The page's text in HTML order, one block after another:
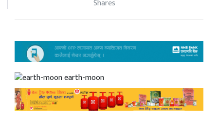
Shares
earth-moon